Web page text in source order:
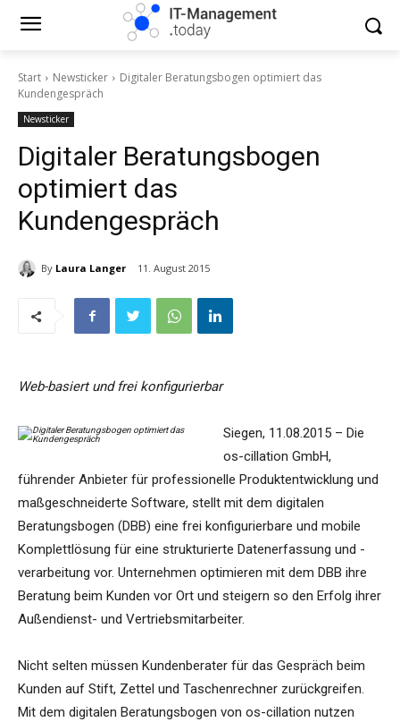
Start Newsticker
Digitaler Beratungsbogen optimiert das
Kundengespräch
Newsticker
Digitaler Beratungsbogen
optimiert das
Kundengespräch
By Laura Langer 11. August 2015
Web-basiert und frei konfigurierbar
Siegen, 11.08.2015 – Die
os-cillation GmbH,
führender Anbieter für professionelle Produktentwicklung und
maßgeschneiderte Software, stellt mit dem digitalen
Beratungsbogen (DBB) eine frei konfigurierbare und mobile
Komplettlösung für eine strukturierte Datenerfassung und -
verarbeitung vor. Unternehmen optimieren mit dem DBB ihre
Beratung beim Kunden vor Ort und steigern so den Erfolg ihrer
Außendienst- und Vertriebsmitarbeiter.
Nicht selten müssen Kundenberater für das Gespräch beim
Kunden auf Stift, Zettel und Taschenrechner zurückgreifen.
Mit dem digitalen Beratungsbogen von os-cillation nutzen